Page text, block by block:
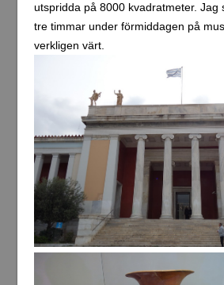
utspridda på 8000 kvadratmeter. Jag
tre timmar under förmiddagen på
verkligen värt.